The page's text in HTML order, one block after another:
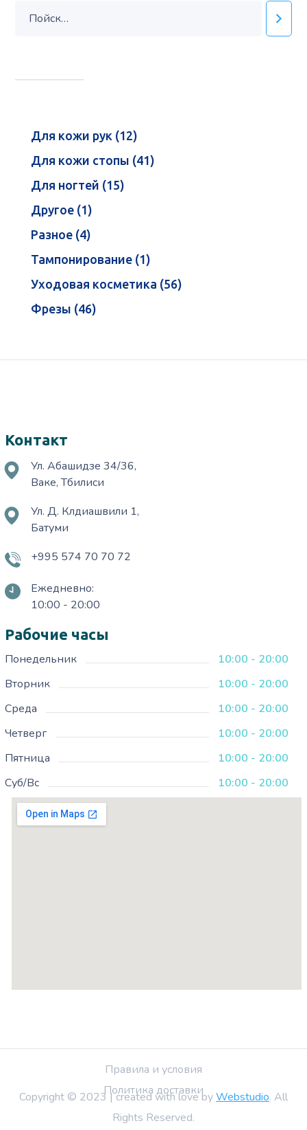
Для кожи рук 12
Для кожи стопы 41
Для ногтей 15
Другое 1
Разное 4
Тампонирование 1
Уходовая косметика 56
Фрезы 46
Контакт
Ул. Абашидзе 34/36,
Ваке, Тбилиси
Ул. Д. Клдиашвили 1,
Батуми
+995 574 70 70 72
Ежедневно:
10:00 - 20:00
Рабочие часы
Понедельник
10:00 - 20:00
Вторник
10:00 - 20:00
Среда
10:00 - 20:00
Четверг
10:00 - 20:00
Пятница
10:00 - 20:00
Суб/Вс
10:00 - 20:00
Правила и условия
Политика доставки
Copyright © 2023 | created with love byWebstudio. All
Rights Reserved.